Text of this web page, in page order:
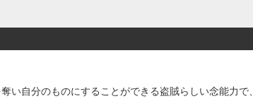
い自分のものにすることができる盗賊らしい念能力で